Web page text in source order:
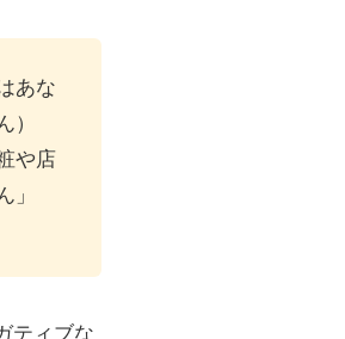
あな
や店
ティブな